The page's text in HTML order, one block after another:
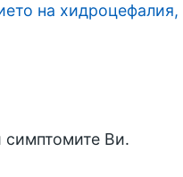
на хидроцефалия,
симптомите Ви.